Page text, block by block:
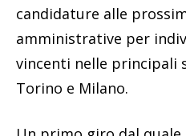
candidature alle
amministrative per
vincenti nelle principali
Torino e Milano.